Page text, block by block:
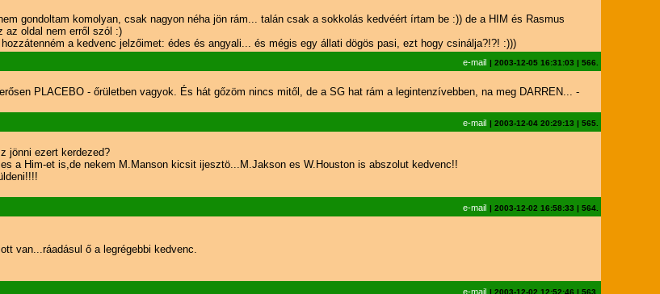
gondoltam komolyan, csak nagyon néha jön rám... talán csak a sokkolás kedvéért írtam be :)) de a HIM és Rasmus
az oldal nem erről szól :)
a kedvenc jelzőimet: édes és angyali... és mégis egy állati dögös pasi, ezt hogy csinálja?!?! :)))
e-mail | 2003-12-05 16:31:03 | 566.
PLACEBO - őrületben vagyok. És hát gőzöm nincs mitől, de a SG hat rám a legintenzívebben, na meg DARREN... -
e-mail | 2003-12-04 20:29:13 | 565.
jönni ezert kerdezed?
a Him-et is,de nekem M.Manson kicsit ijesztö...M.Jakson es W.Houston is abszolut kedvenc!!
e-mail | 2003-12-02 16:58:33 | 564.
van...ráadásul ő a legrégebbi kedvenc.
e-mail | 2003-12-02 12:52:46 | 563.